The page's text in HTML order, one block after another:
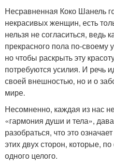
Несравненная Коко Шанель
некрасивых женщин, есть
нельзя не согласиться, ведь
прекрасного пола по-своему
но чтобы раскрыть эту
потребуются усилия. И речь
своей внешностью, но и о
мире.
Несомненно, каждая из нас
«гармония души и тела»,
разобраться, что это
этих двух сторон, которые,
одного целого.